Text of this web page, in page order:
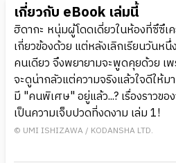
เกี่ยวกับ eBook เล่มนี้
ฮิดากะ หนุ่มผู้โดดเดี่ยวในห้องที่ซึซึเ
เกี่ยวข้องด้วย แต่หลังเลิกเรียนวันห
คนเดียว จึงพยายามจะพูดคุยด้วย เ
จะดูน่ากลัวแต่ความจริงแล้วใจดีให้ม
มี "คนพิเศษ" อยู่แล้ว...? เรื่องราวขอ
เป็นความเจ็บปวดที่งดงาม เล่ม 1!
© UMI ISHIZAWA / KODANSHA LTD.